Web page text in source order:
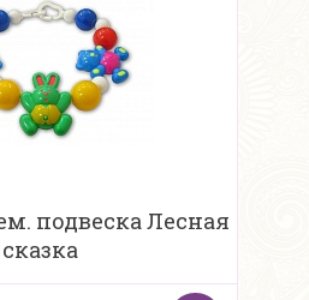
подвеска Лесная
сказка